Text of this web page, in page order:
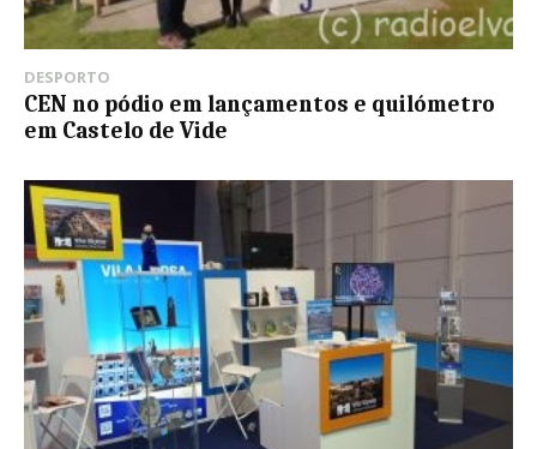
DESPORTO
CEN no pódio em lançamentos e quilómetro
em Castelo de Vide